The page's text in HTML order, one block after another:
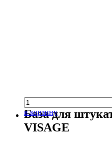
в корзину
База для
VISAGE